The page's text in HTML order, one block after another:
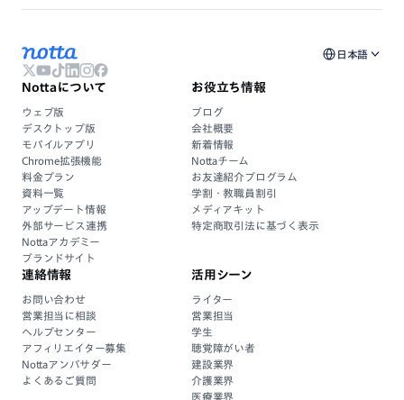
日本語
Nottaについて
ウェブ版
デスクトップ版
モバイルアプリ
Chrome拡張機能
料金プラン
資料一覧
アップデート情報
外部サービス連携
Nottaアカデミー
ブランドサイト
お役立ち情報
ブログ
会社概要
新着情報
Nottaチーム
お友達紹介プログラム
学割・教職員割引
メディアキット
特定商取引法に基づく表示
連絡情報
お問い合わせ
営業担当に相談
ヘルプセンター
アフィリエイター募集
Nottaアンバサダー
よくあるご質問
活用シーン
ライター
営業担当
学生
聴覚障がい者
建設業界
介護業界
医療業界